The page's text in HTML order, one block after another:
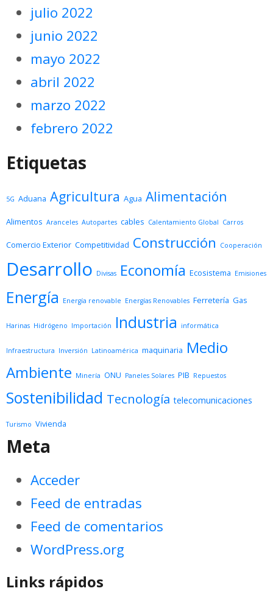
julio 2022
junio 2022
mayo 2022
abril 2022
marzo 2022
febrero 2022
Etiquetas
5G Aduana Agricultura Agua Alimentación
Alimentos Aranceles Autopartes cables Calentamiento Global Carros
Comercio Exterior Competitividad Construcción Cooperación
Desarrollo Divisas Economía Ecosistema Emisiones
Energía Energía renovable Energías Renovables Ferretería Gas
Harinas Hidrógeno Importación Industria informática
Infraestructura Inversión Latinoamérica maquinaria Medio
Ambiente Minería ONU Paneles Solares PIB Repuestos
Sostenibilidad Tecnología telecomunicaciones
Turismo Vivienda
Meta
Acceder
Feed de entradas
Feed de comentarios
WordPress.org
Links rápidos